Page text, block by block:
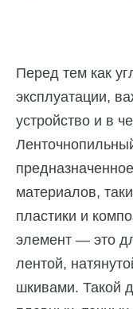
Перед тем как
эксплуатации,
устройство и в
материалов,
пластики и
элемент — это
лентой,
шкивами. Такой